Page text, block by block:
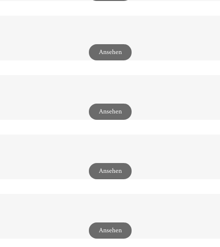
Ansehen
Ansehen
Ansehen
Ansehen